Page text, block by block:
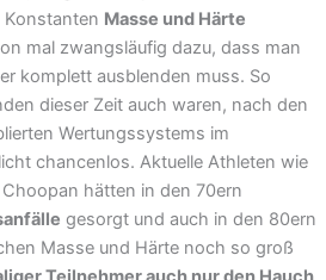
Konstanten Masse und Härte
mal zwangsläufig dazu, dass man
komplett ausblenden muss. So
dieser Zeit auch waren, nach den
Wertungssystems im
chancenlos. Aktuelle Athleten wie
hätten in den 70ern
gesorgt und auch in den 80ern
Masse und Härte noch so groß